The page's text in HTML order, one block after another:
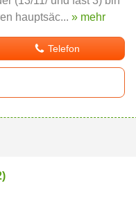
hauptsäc... » mehr
Telefon